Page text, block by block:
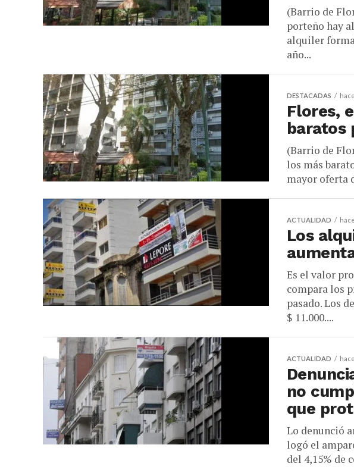
(Barrio de
porteño hay
alquiler
año...
DESTACADAS
Flores,
baratos
(Barrio de
los más
mayor oferta
ACTUALIDAD
Los
Es el valor
compara los
pasado. Los
$ 11.000....
ACTUALIDAD
no
que
Lo denunció
logó el
del 4,15% de